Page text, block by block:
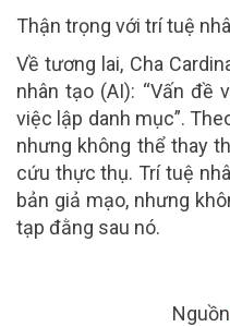
Thận trọng với trí tuệ
Về tương lai, Cha
nhân tạo (AI): “Vấn đề
việc lập danh mục”.
nhưng không thể thay
cứu thực thụ. Trí tuệ
bản giả mạo, nhưng
tạp đằng sau nó.